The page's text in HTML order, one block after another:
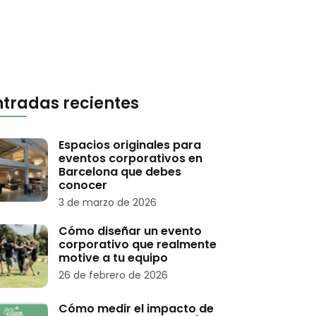
recientes
Espacios originales para
eventos corporativos en
Barcelona que debes
conocer
3 de marzo de 2026
Cómo diseñar un evento
corporativo que realmente
motive a tu equipo
26 de febrero de 2026
Cómo medir el impacto de